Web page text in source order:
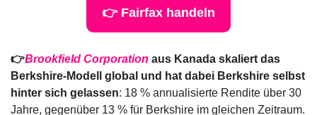
👉 Fairfax handeln
👉Brookfield Corporation aus Kanada skaliert das
Berkshire-Modell global und hat dabei Berkshire selbst
hinter sich gelassen: 18 % annualisierte Rendite über 30
Jahre, gegenüber 13 % für Berkshire im gleichen Zeitraum.